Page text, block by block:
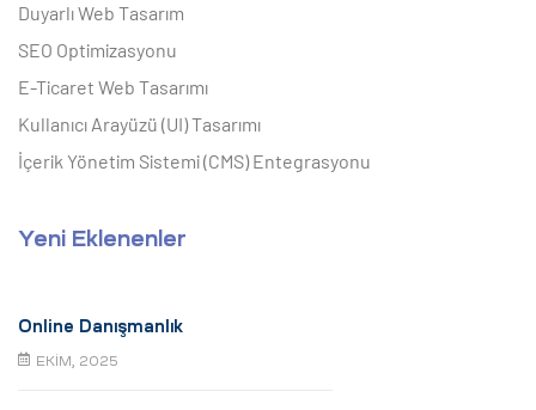
Duyarlı Web Tasarım
SEO Optimizasyonu
E-Ticaret Web Tasarımı
Kullanıcı Arayüzü (UI) Tasarımı
İçerik Yönetim Sistemi (CMS) Entegrasyonu
Yeni Eklenenler
Online Danışmanlık
EKIM, 2025